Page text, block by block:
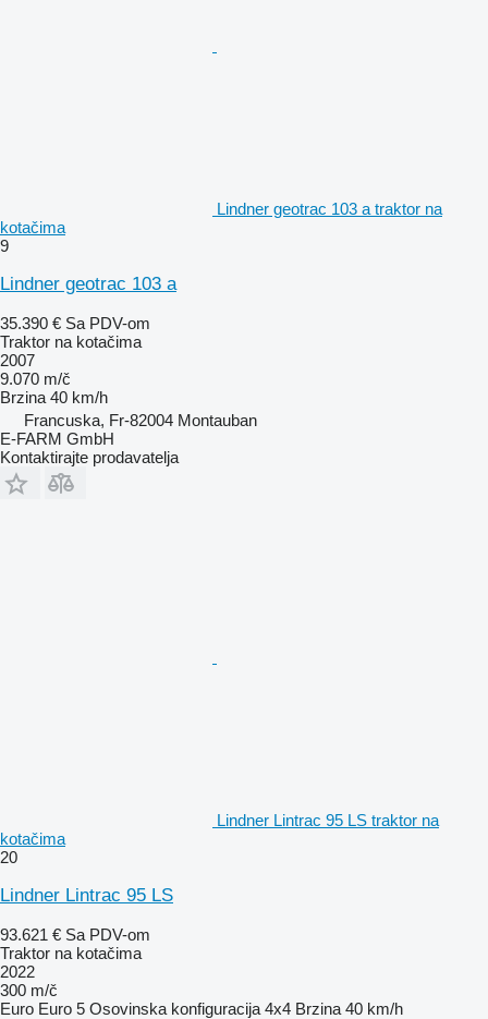
Lindner geotrac 103 a traktor na
kotačima
9
Lindner geotrac 103 a
35.390 € Sa PDV-om
Traktor na kotačima
2007
9.070 m/č
Brzina 40 km/h
Francuska, Fr-82004 Montauban
E-FARM GmbH
Kontaktirajte prodavatelja
Lindner Lintrac 95 LS traktor na
kotačima
20
Lindner Lintrac 95 LS
93.621 € Sa PDV-om
Traktor na kotačima
2022
300 m/č
Euro Euro 5 Osovinska konfiguracija 4x4 Brzina 40 km/h